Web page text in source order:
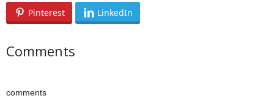
Pinterest LinkedIn
Comments
comments